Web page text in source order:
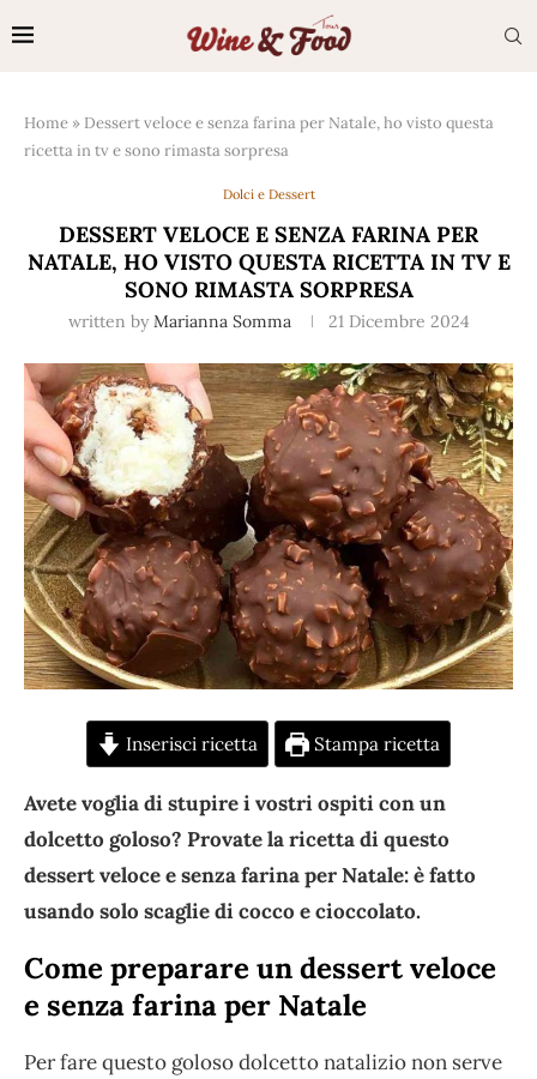
Home » Dessert veloce e senza farina per Natale, ho visto questa
ricetta in tv e sono rimasta sorpresa
Dolci e Dessert
DESSERT VELOCE E SENZA FARINA PER
NATALE, HO VISTO QUESTA RICETTA IN TV E
SONO RIMASTA SORPRESA
written by Marianna Somma 21 Dicembre 2024
Inserisci ricetta Stampa ricetta
Avete voglia di stupire i vostri ospiti con un
dolcetto goloso? Provate la ricetta di questo
dessert veloce e senza farina per Natale: è fatto
usando solo scaglie di cocco e cioccolato.
Come preparare un dessert veloce
e senza farina per Natale
Per fare questo goloso dolcetto natalizio non serve